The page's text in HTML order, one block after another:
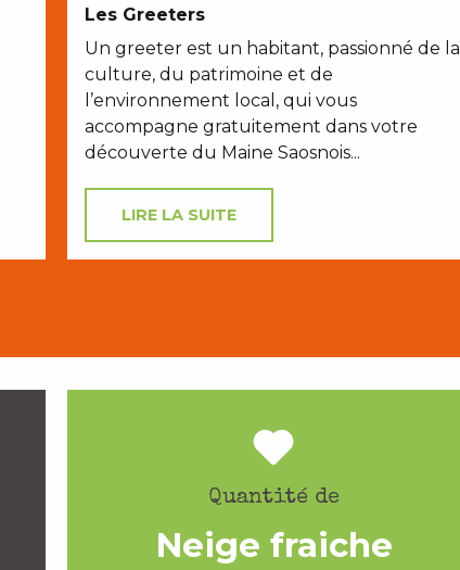
Les Greeters
Un greeter est un habitant, passionné de la
culture, du patrimoine et de
l’environnement local, qui vous
accompagne gratuitement dans votre
découverte du Maine Saosnois...
LIRE LA SUITE
Quantité de
Neige fraiche